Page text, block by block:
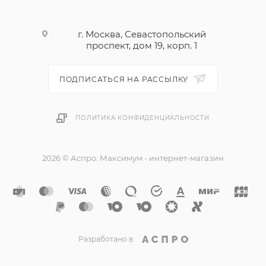
г. Москва, Севастопольский
проспект, дом 19, корп. 1
ПОДПИСАТЬСЯ НА РАССЫЛКУ
ПОЛИТИКА КОНФИДЕНЦИАЛЬНОСТИ
2026 © Аспро: Максимум - интернет-магазин
Разработано в